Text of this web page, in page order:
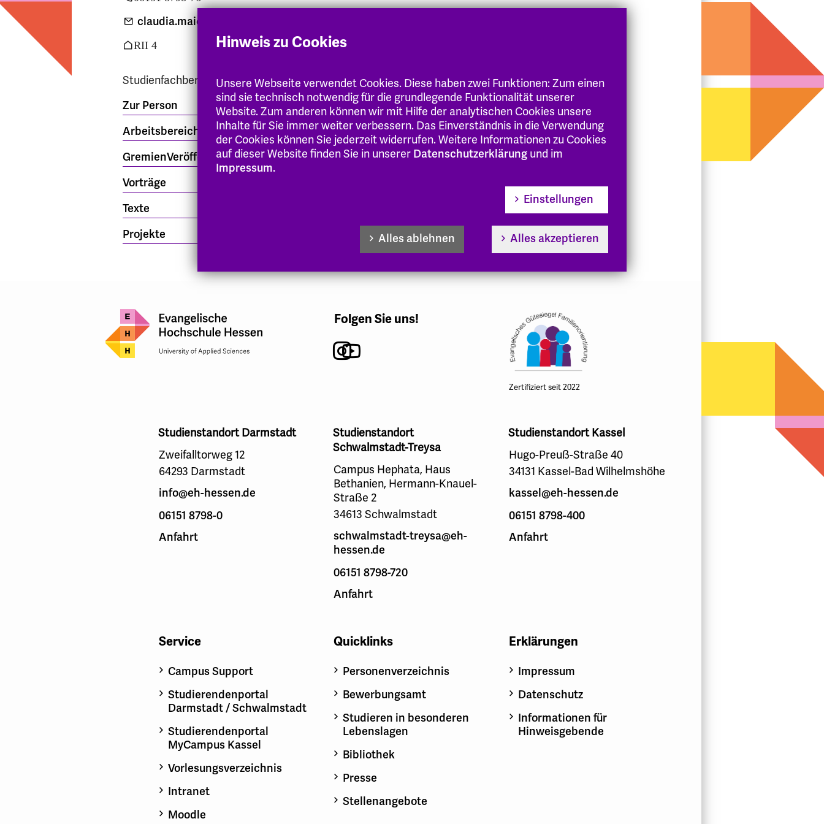
claudia.maier-hoefer
RII 4
Studienfachberatung: Mi 13:00-14:00 Uhr
Zur Person
Arbeitsbereich
GremienVeröffentlichungen
Vorträge
Texte
Projekte
Folgen Sie uns!
Instagram
Youtube
Zertifiziert seit 2022
Studienstandort Darmstadt
Zweifalltorweg 12
64293 Darmstadt
info@eh-hessen.de
06151 8798-0
Anfahrt
Studienstandort
Schwalmstadt-Treysa
Campus Hephata, Haus
Bethanien, Hermann-Knauel-
Straße 2
34613 Schwalmstadt
schwalmstadt-treysa@eh-
hessen.de
06151 8798-720
Anfahrt
Studienstandort Kassel
Hugo-Preuß-Straße 40
34131 Kassel-Bad Wilhelmshöhe
kassel@eh-hessen.de
06151 8798-400
Anfahrt
Service
Campus Support
Studierendenportal
Darmstadt / Schwalmstadt
Studierendenportal
MyCampus Kassel
Vorlesungsverzeichnis
Intranet
Moodle
Quicklinks
Personenverzeichnis
Bewerbungsamt
Studieren in besonderen
Lebenslagen
Bibliothek
Presse
Stellenangebote
Erklärungen
Impressum
Datenschutz
Informationen für
Hinweisgebende
Hinweis zu Cookies
Unsere Webseite verwendet Cookies. Diese haben zwei Funktionen: Zum einen
sind sie technisch notwendig für die grundlegende Funktionalität unserer
Website. Zum anderen können wir mit Hilfe der analytischen Cookies unsere
Inhalte für Sie immer weiter verbessern. Das Einverständnis in die Verwendung
der Cookies können Sie jederzeit widerrufen. Weitere Informationen zu Cookies
auf dieser Website finden Sie in unserer Datenschutzerklärung und im
Impressum.
Einstellungen
Alles ablehnen Alles akzeptieren